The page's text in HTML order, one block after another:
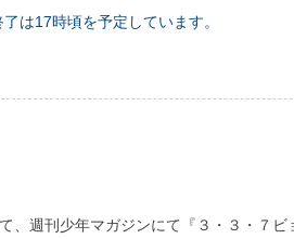
は17時頃を予定しています。
週刊少年マガジンにて『３・３・７ビ